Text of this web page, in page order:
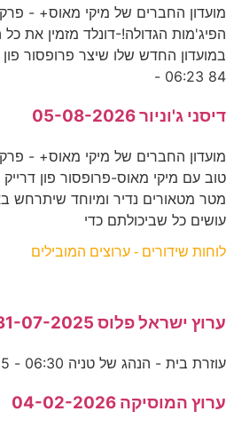
הפיג'מות הגדולה!-דונלד מזמין את
84 06:23 -
דיסני ג'וניור 05-08-2026
טוב עם מיקי מאוס-פרופסור פון
מטר מטאורים נדיר ומיוחד שיתרחש
עושים כל שביכולתם כדי
לוחות שידורים - ערוצים המובילים
ערוץ ישראל פלוס 31-07-2025
עוזרת בית - הנהג של טניה 06:30 - 06:55 הנהג של טניה: עוזרת
ערוץ המוסיקה 04-02-2026